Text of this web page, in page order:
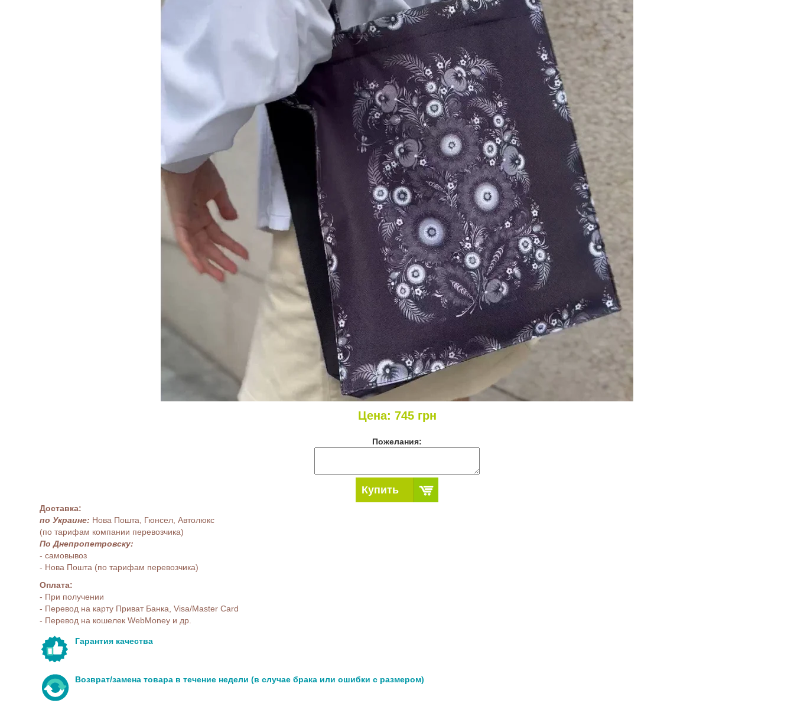
Цена: 745грн
Пожелания:
Купить
Доставка:
по Украине: Нова Пошта, Гюнсел, Автолюкс
(по тарифам компании перевозчика)
По Днепропетровску:
- самовывоз
- Нова Пошта (по тарифам перевозчика)
Оплата:
- При получении
- Перевод на карту Приват Банка, Visa/Master Card
- Перевод на кошелек WebMoney и др.
Гарантия качества
Возврат/замена товара в течение недели (в случае брака или ошибки с размером)